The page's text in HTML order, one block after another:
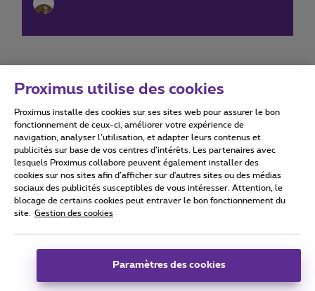
Conditions d'utilisation Accessibility statement
Tous droits réservés. © 2026 Proximus
Conditions générales, info consommateur
Coordonnées de l’entreprise
Proximus utilise des cookies
Proximus installe des cookies sur ses sites web pour assurer le bon
fonctionnement de ceux-ci, améliorer votre expérience de
navigation, analyser l’utilisation, et adapter leurs contenus et
publicités sur base de vos centres d’intérêts. Les partenaires avec
lesquels Proximus collabore peuvent également installer des
cookies sur nos sites afin d’afficher sur d'autres sites ou des médias
sociaux des publicités susceptibles de vous intéresser. Attention, le
blocage de certains cookies peut entraver le bon fonctionnement du
site.
Gestion des cookies
Paramètres des cookies